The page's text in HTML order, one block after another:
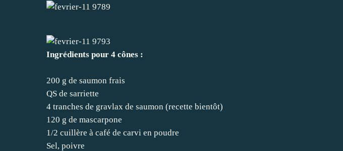
Ingrédients pour 4 cônes :
200 g de saumon frais
QS de sarriette
4 tranches de gravlax de saumon (recette bientôt)
120 g de mascarpone
1/2 cuillère à café de carvi en poudre
Sel, poivre